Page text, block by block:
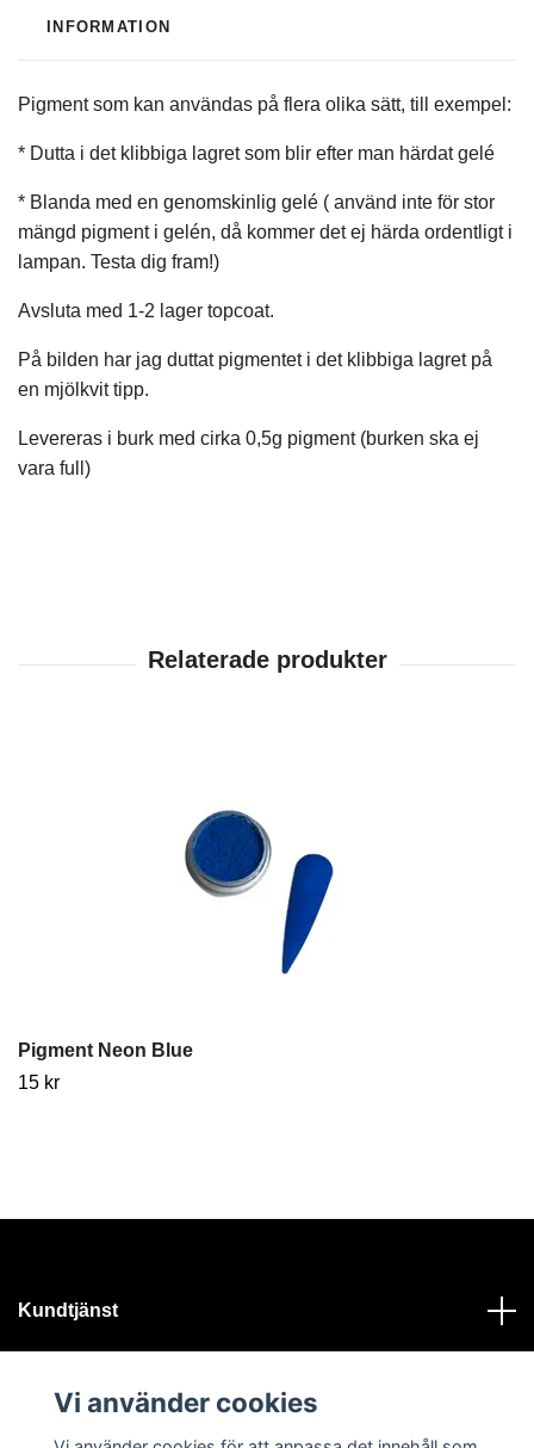
INFORMATION
Pigment som kan användas på flera olika sätt, till exempel:
* Dutta i det klibbiga lagret som blir efter man härdat gelé
* Blanda med en genomskinlig gelé ( använd inte för stor
mängd pigment i gelén, då kommer det ej härda ordentligt i
lampan. Testa dig fram!)
Avsluta med 1-2 lager topcoat.
På bilden har jag duttat pigmentet i det klibbiga lagret på
en mjölkvit tipp.
Levereras i burk med cirka 0,5g pigment (burken ska ej
vara full)
Pigment Neon Blue
15 kr
Kundtjänst
Vi använder cookies